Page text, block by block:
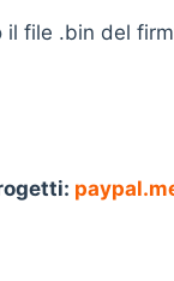
file .bin del